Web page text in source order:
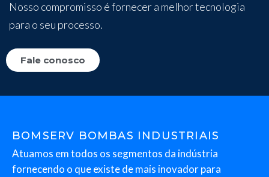
Nosso compromisso é fornecer a melhor tecnologia
para o seu processo.
Fale conosco
BOMSERV BOMBAS INDUSTRIAIS
Atuamos em todos os segmentos da indústria
fornecendo o que existe de mais inovador para